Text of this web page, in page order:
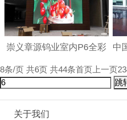
崇义章源钨业室内P6全彩
8条/页 共6页 共44条首页 上一页23
跳
关于我们